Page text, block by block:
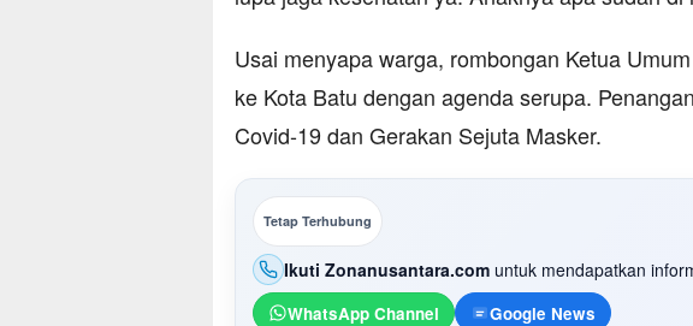
Usai menyapa warga, rombongan Ketua
ke Kota Batu dengan agenda serupa.
Covid-19 dan Gerakan Sejuta Masker.
Tetap Terhubung
Ikuti Zonanusantara.com untuk mendapatkan
WhatsApp Channel Google News